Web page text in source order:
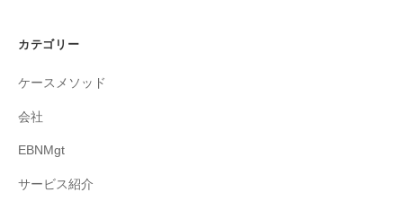
カテゴリー
ケースメソッド
会社
EBNMgt
サービス紹介